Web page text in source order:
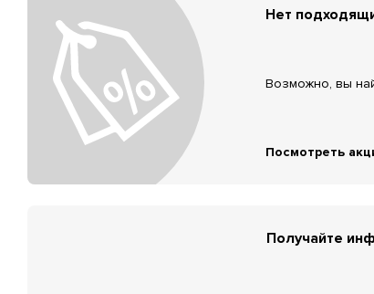
Нет
Возможно, вы
Посмотреть
Получайте